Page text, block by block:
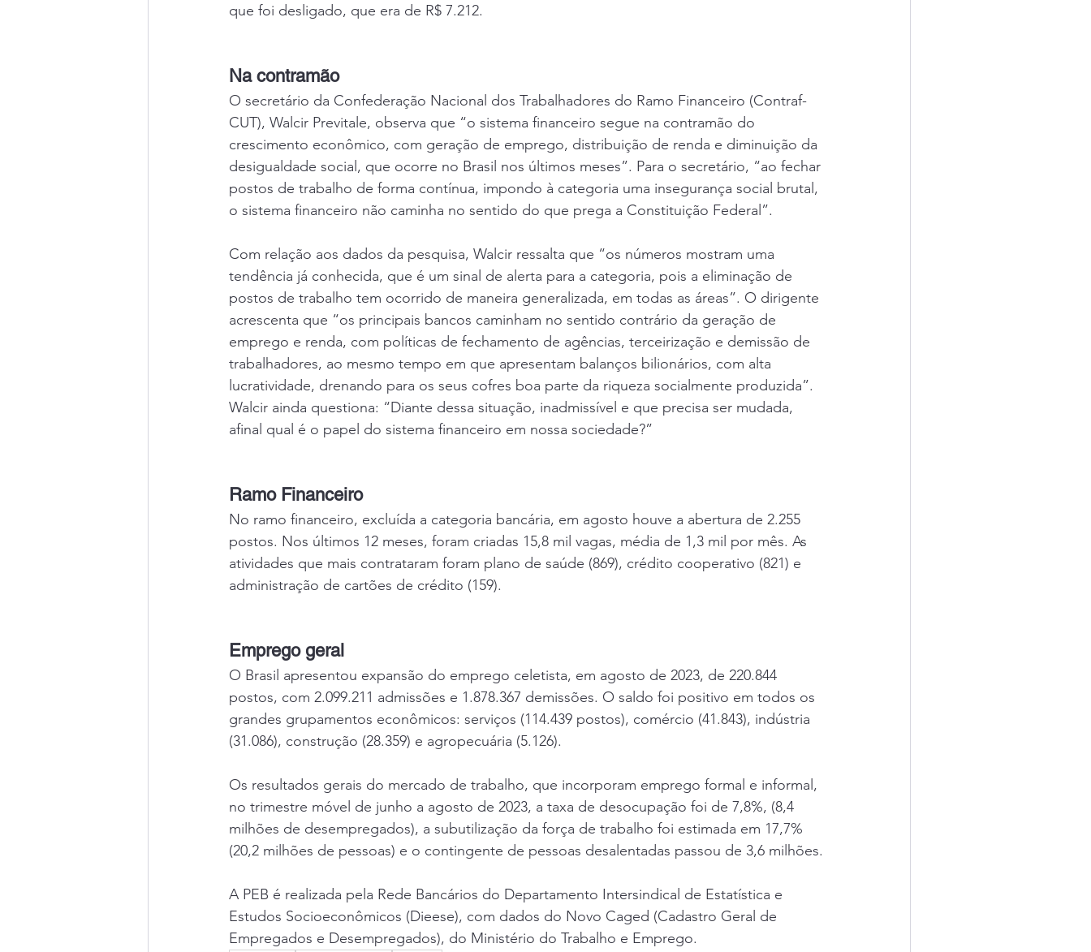
que foi desligado, que era de R$ 7.212.
Na contramão
O secretário da Confederação Nacional dos Trabalhadores do Ramo Financeiro (Contraf-
CUT), Walcir Previtale, observa que “o sistema financeiro segue na contramão do
crescimento econômico, com geração de emprego, distribuição de renda e diminuição da
desigualdade social, que ocorre no Brasil nos últimos meses”. Para o secretário, “ao fechar
postos de trabalho de forma contínua, impondo à categoria uma insegurança social brutal,
o sistema financeiro não caminha no sentido do que prega a Constituição Federal”.
Com relação aos dados da pesquisa, Walcir ressalta que “os números mostram uma
tendência já conhecida, que é um sinal de alerta para a categoria, pois a eliminação de
postos de trabalho tem ocorrido de maneira generalizada, em todas as áreas”. O dirigente
acrescenta que “os principais bancos caminham no sentido contrário da geração de
emprego e renda, com políticas de fechamento de agências, terceirização e demissão de
trabalhadores, ao mesmo tempo em que apresentam balanços bilionários, com alta
lucratividade, drenando para os seus cofres boa parte da riqueza socialmente produzida”.
Walcir ainda questiona: “Diante dessa situação, inadmissível e que precisa ser mudada,
afinal qual é o papel do sistema financeiro em nossa sociedade?”
Ramo Financeiro
No ramo financeiro, excluída a categoria bancária, em agosto houve a abertura de 2.255
postos. Nos últimos 12 meses, foram criadas 15,8 mil vagas, média de 1,3 mil por mês. As
atividades que mais contrataram foram plano de saúde (869), crédito cooperativo (821) e
administração de cartões de crédito (159).
Emprego geral
O Brasil apresentou expansão do emprego celetista, em agosto de 2023, de 220.844
postos, com 2.099.211 admissões e 1.878.367 demissões. O saldo foi positivo em todos os
grandes grupamentos econômicos: serviços (114.439 postos), comércio (41.843), indústria
(31.086), construção (28.359) e agropecuária (5.126).
Os resultados gerais do mercado de trabalho, que incorporam emprego formal e informal,
no trimestre móvel de junho a agosto de 2023, a taxa de desocupação foi de 7,8%, (8,4
milhões de desempregados), a subutilização da força de trabalho foi estimada em 17,7%
(20,2 milhões de pessoas) e o contingente de pessoas desalentadas passou de 3,6 milhões.
A PEB é realizada pela Rede Bancários do Departamento Intersindical de Estatística e
Estudos Socioeconômicos (Dieese), com dados do Novo Caged (Cadastro Geral de
Empregados e Desempregados), do Ministério do Trabalho e Emprego.